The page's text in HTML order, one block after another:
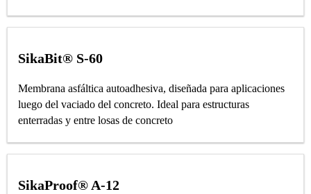
SikaBit® S-60
Membrana asfáltica autoadhesiva, diseñada para aplicaciones
luego del vaciado del concreto. Ideal para estructuras
enterradas y entre losas de concreto
SikaProof® A-12